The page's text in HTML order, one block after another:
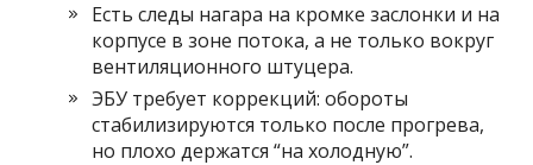
Есть следы нагара на кромке заслонки и на
корпусе в зоне потока, а не только вокруг
вентиляционного штуцера.
ЭБУ требует коррекций: обороты
стабилизируются только после прогрева,
но плохо держатся “на холодную”.